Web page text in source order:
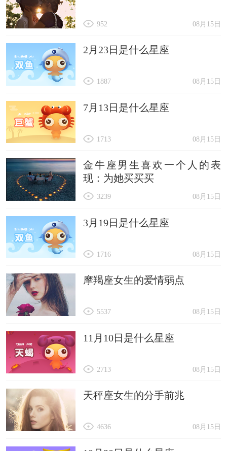
08月15日
952
2月23日是什么星座
08月15日
1887
7月13日是什么星座
08月15日
1713
金牛座男生喜欢一个人的表
现：为她买买买
08月15日
3239
3月19日是什么星座
08月15日
1716
摩羯座女生的爱情弱点
08月15日
5537
11月10日是什么星座
08月15日
2713
天秤座女生的分手前兆
08月15日
4636